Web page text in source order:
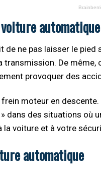
automatique
ne pas laisser le pied
transmission. De
provoquer des
moteur en
dans des situations
voiture et à votre
automatique